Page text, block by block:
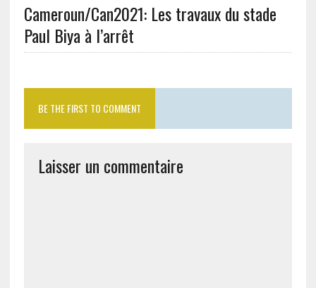
Cameroun/Can2021: Les travaux du stade
Paul Biya à l’arrêt
BE THE FIRST TO COMMENT
Laisser un commentaire